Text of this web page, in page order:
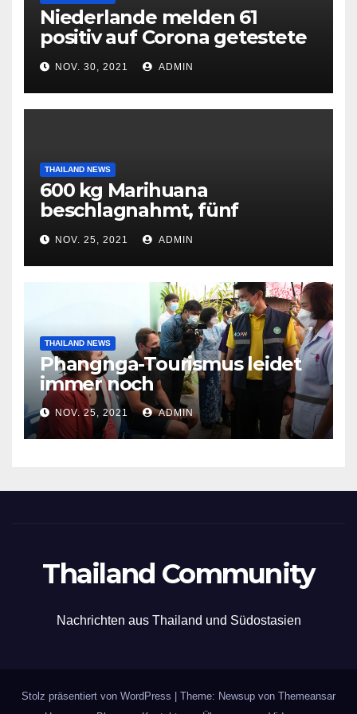
Niederlande melden 61
positiv auf Corona getestete
Flugpassagiere aus Südafrika
NOV. 30, 2021 ADMIN
THAILAND NEWS
600 kg Marihuana
beschlagnahmt, fünf
Tatverdächtige
festgenommen
NOV. 25, 2021 ADMIN
THAILAND NEWS
Phangnga-Tourismus leidet
immer noch
NOV. 25, 2021 ADMIN
Thailand Community
Nachrichten aus Thailand und Südostasien
Stolz präsentiert von WordPress Theme: Newsup von Themeansar